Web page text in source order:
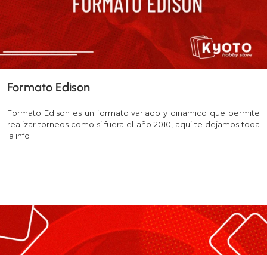
Formato Edison
Formato Edison es un formato variado y dinamico que permite
realizar torneos como si fuera el año 2010, aqui te dejamos toda
la info